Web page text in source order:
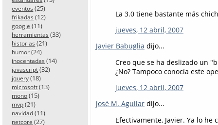
eventos (25)
frikadas (12)
google (11)
herramientas (33)
historias (21)
humor (24)
inocentadas (14)
javascript (32)
jquery (18)
microsoft (13)
mono (15)
mvp (21)
navidad (11)
netcore (27)
La 3.0 tiene bastante más
jueves, 12 abril, 2007
Javier Babuglia dijo...
Creo que se ha deslizado un
¿No? Tampoco conocía este
jueves, 12 abril, 2007
josé M. Aguilar dijo...
Efectivamente, Javier. Ya lo